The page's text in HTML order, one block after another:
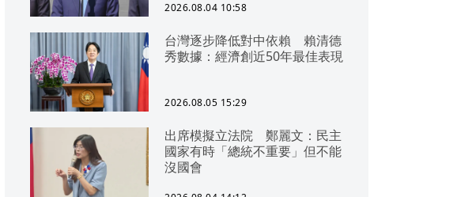
2026.08.04 10:58
台灣逐步降低對中依賴 賴清德
秀數據：經濟創近50年最佳表現
2026.08.05 15:29
出席模擬立法院 鄭麗文：民主
國家有時「總統不重要」但不能
沒國會